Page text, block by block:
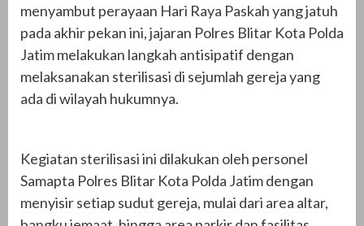
menyambut perayaan Hari Raya Paskah yang jatuh
pada akhir pekan ini, jajaran Polres Blitar Kota Polda
Jatim melakukan langkah antisipatif dengan
melaksanakan sterilisasi di sejumlah gereja yang
ada di wilayah hukumnya.
Kegiatan sterilisasi ini dilakukan oleh personel
Samapta Polres Blitar Kota Polda Jatim dengan
menyisir setiap sudut gereja, mulai dari area altar,